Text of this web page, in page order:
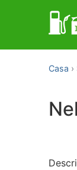
Casa